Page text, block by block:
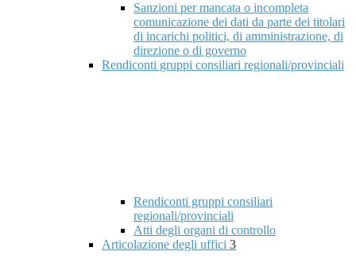
Sanzioni per mancata o incompleta
comunicazione dei dati da parte dei titolari
di incarichi politici, di amministrazione, di
direzione o di governo
Rendiconti gruppi consiliari regionali/provinciali
Rendiconti gruppi consiliari
regionali/provinciali
Atti degli organi di controllo
Articolazione degli uffici 3